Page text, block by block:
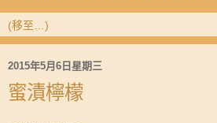
2015年5月6日星期三
蜜漬檸檬